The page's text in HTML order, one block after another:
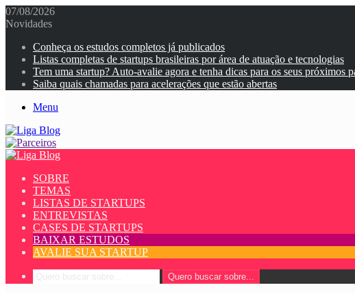
07/08/2026
Novidades
Conheça os estudos completos já publicados
Listas completas de startups brasileiras por área de atuação e tecnologias
Tem uma startup? Auto-avalie agora e tenha dicas para os seus próximos
Saiba quais chamadas para acelerações que estão abertas
Menu
SOBRE
TEMAS
LISTAS DE STARTUPS
ENTREVISTAS
CASES DE STARTUPS
BAIXAR ESTUDOS
AVALIE SUA STARTUP
Quero buscar sobre...